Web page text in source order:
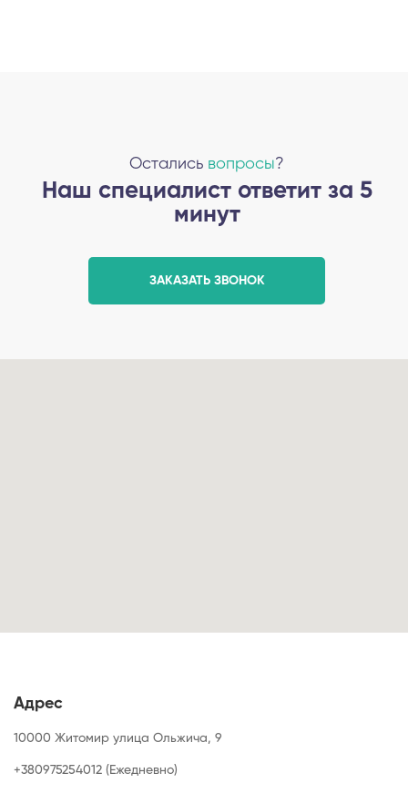
Остались вопросы?
Наш специалист ответит за 5
минут
ЗАКАЗАТЬ ЗВОНОК
Адрес
10000 Житомир улица Ольжича, 9
+380975254012 (Ежедневно)